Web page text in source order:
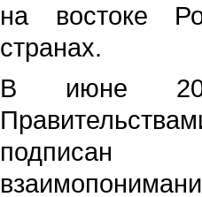
на востоке
странах.
В июне
подписан